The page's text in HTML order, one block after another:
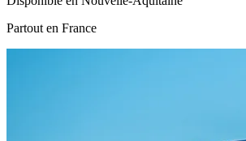
Partout en France